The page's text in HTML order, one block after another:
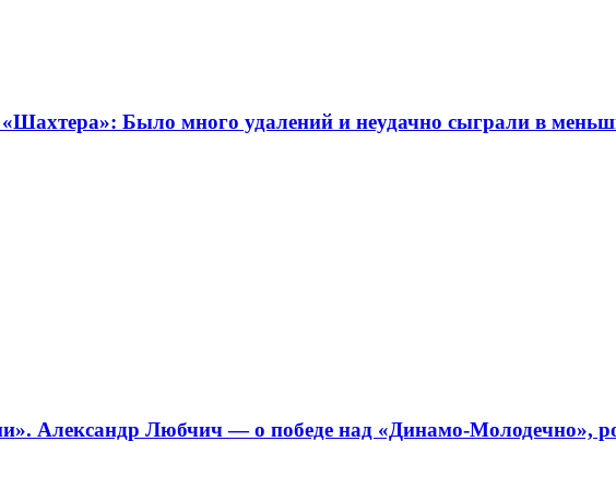
Было много удалений и неудачно сыграли в
Александр Любчич — о победе над «Динамо-Молодечно»,